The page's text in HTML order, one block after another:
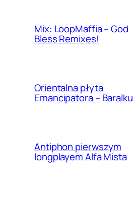
Mix: LoopMaffia – God
Bless Remixes!
Orientalna płyta
Emancipatora – Baralku
Antiphon pierwszym
longplayem Alfa Mista